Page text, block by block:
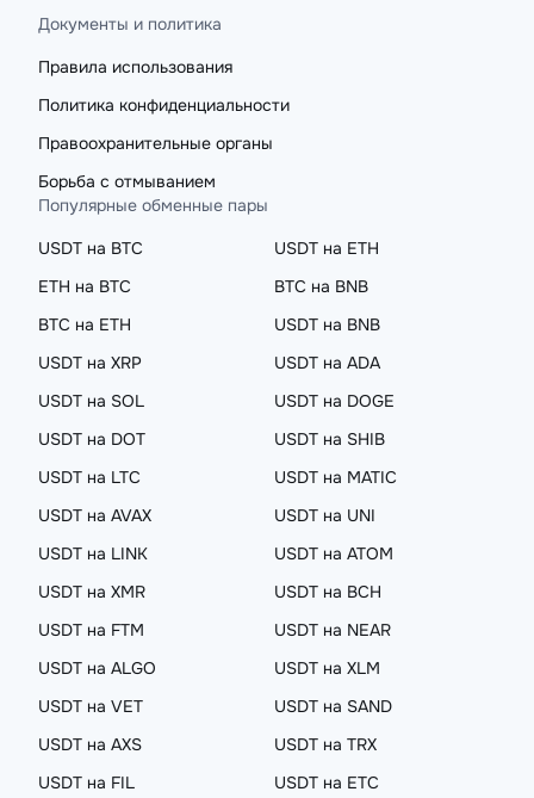
Документы и политика
Правила использования
Политика конфиденциальности
Правоохранительные органы
Борьба с отмыванием
Популярные обменные пары
USDT на BTC
USDT на ETH
ETH на BTC
BTC на BNB
BTC на ETH
USDT на BNB
USDT на XRP
USDT на ADA
USDT на SOL
USDT на DOGE
USDT на DOT
USDT на SHIB
USDT на LTC
USDT на MATIC
USDT на AVAX
USDT на UNI
USDT на LINK
USDT на ATOM
USDT на XMR
USDT на BCH
USDT на FTM
USDT на NEAR
USDT на ALGO
USDT на XLM
USDT на VET
USDT на SAND
USDT на AXS
USDT на TRX
USDT на FIL
USDT на ETC